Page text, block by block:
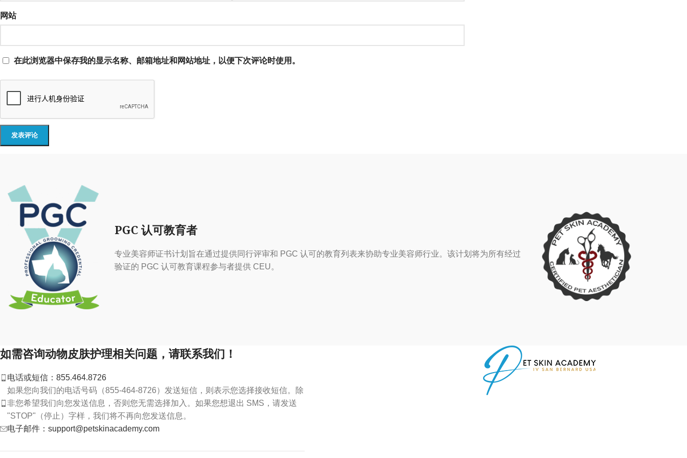
网站
在此浏览器中保存我的显示名称、邮箱地址和网站地址，以便下次评论时使用。
PGC 认可教育者
专业美容师证书计划旨在通过提供同行评审和 PGC 认可的教育列表来协助专业美容师行业。该计划将为所有经过
验证的 PGC 认可教育课程参与者提供 CEU。
如需咨询动物皮肤护理相关问题，请联系我们！
电话或短信：855.464.8726
如果您向我们的电话号码（855-464-8726）发送短信，则表示您选择接收短信。除
非您希望我们向您发送信息，否则您无需选择加入。如果您想退出 SMS，请发送
"STOP"（停止）字样，我们将不再向您发送信息。
电子邮件：support@petskinacademy.com